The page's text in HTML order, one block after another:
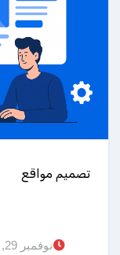
تصميم مواقع
نوفمبر 29, 2025